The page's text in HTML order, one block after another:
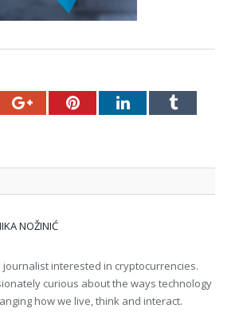
Google+PinterestLinkedInTumblr
NOŽINIĆ
journalist interested in cryptocurrencies.
curious about the ways technology
how we live, think and interact.